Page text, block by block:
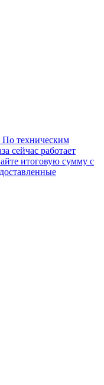
техническим
сейчас работает
итоговую сумму с